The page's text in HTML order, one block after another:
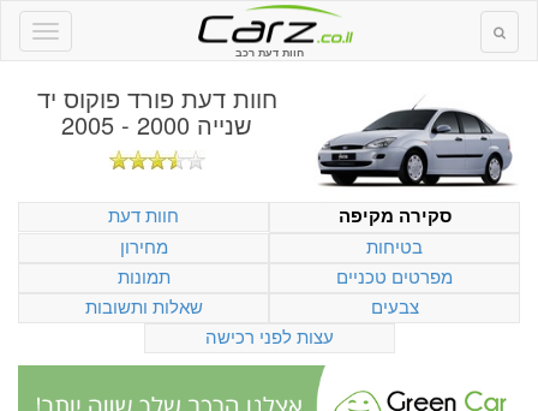
חוות דעת רכב
חוות דעת פורד פוקוס יד
שנייה 2000 - 2005
סקירה מקיפה
חוות דעת
בטיחות
מחירון
מפרטים טכניים
תמונות
צבעים
שאלות ותשובות
עצות לפני רכישה